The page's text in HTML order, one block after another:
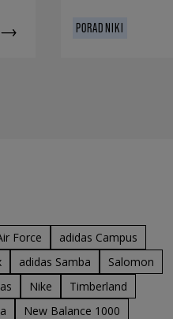
PORADNIKI
Force
adidas Campus
adidas Samba
Salomon
Nike
Timberland
New Balance 1000